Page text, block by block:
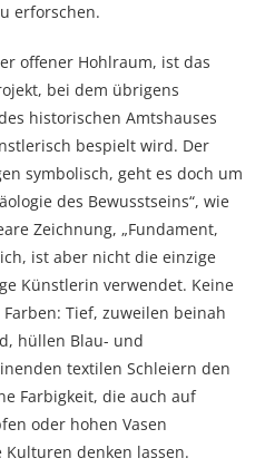
erforschen.
offener Hohlraum, ist das
bei dem übrigens
historischen Amtshauses
bespielt wird. Der
symbolisch, geht es doch um
des Bewusstseins“, wie
Zeichnung, „Fundament,
ist aber nicht die einzige
Künstlerin verwendet. Keine
Tief, zuweilen beinah
hüllen Blau- und
textilen Schleiern den
Farbigkeit, die auch auf
oder hohen Vasen
denken lassen.